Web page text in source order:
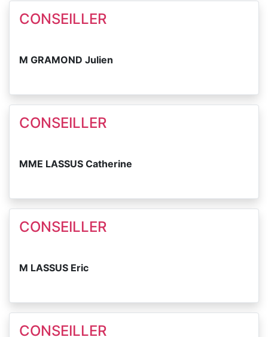
CONSEILLER
M GRAMOND Julien
CONSEILLER
MME LASSUS Catherine
CONSEILLER
M LASSUS Eric
CONSEILLER